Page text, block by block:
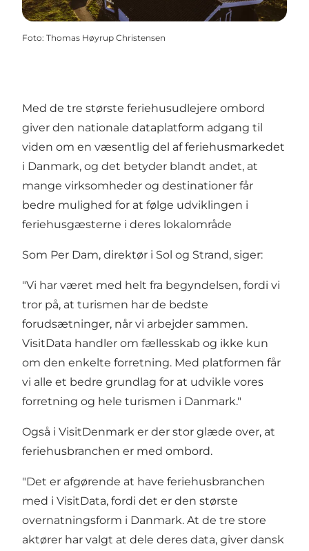
Foto: Thomas Høyrup Christensen
Med de tre største feriehusudlejere ombord
giver den nationale dataplatform adgang til
viden om en væsentlig del af feriehusmarkedet
i Danmark, og det betyder blandt andet, at
mange virksomheder og destinationer får
bedre mulighed for at følge udviklingen i
feriehusgæsterne i deres lokalområde
Som Per Dam, direktør i Sol og Strand, siger:
"Vi har været med helt fra begyndelsen, fordi vi
tror på, at turismen har de bedste
forudsætninger, når vi arbejder sammen.
VisitData handler om fællesskab og ikke kun
om den enkelte forretning. Med platformen får
vi alle et bedre grundlag for at udvikle vores
forretning og hele turismen i Danmark."
Også i VisitDenmark er der stor glæde over, at
feriehusbranchen er med ombord.
"Det er afgørende at have feriehusbranchen
med i VisitData, fordi det er den største
overnatningsform i Danmark. At de tre store
aktører har valgt at dele deres data, giver dansk